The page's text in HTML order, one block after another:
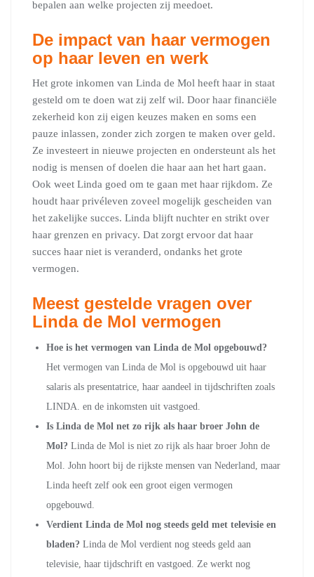
bepalen aan welke projecten zij meedoet.
De impact van haar vermogen
op haar leven en werk
Het grote inkomen van Linda de Mol heeft haar in staat
gesteld om te doen wat zij zelf wil. Door haar financiële
zekerheid kon zij eigen keuzes maken en soms een
pauze inlassen, zonder zich zorgen te maken over geld.
Ze investeert in nieuwe projecten en ondersteunt als het
nodig is mensen of doelen die haar aan het hart gaan.
Ook weet Linda goed om te gaan met haar rijkdom. Ze
houdt haar privéleven zoveel mogelijk gescheiden van
het zakelijke succes. Linda blijft nuchter en strikt over
haar grenzen en privacy. Dat zorgt ervoor dat haar
succes haar niet is veranderd, ondanks het grote
vermogen.
Meest gestelde vragen over
Linda de Mol vermogen
Hoe is het vermogen van Linda de Mol opgebouwd?
Het vermogen van Linda de Mol is opgebouwd uit haar
salaris als presentatrice, haar aandeel in tijdschriften zoals
LINDA. en de inkomsten uit vastgoed.
Is Linda de Mol net zo rijk als haar broer John de
Mol? Linda de Mol is niet zo rijk als haar broer John de
Mol. John hoort bij de rijkste mensen van Nederland, maar
Linda heeft zelf ook een groot eigen vermogen
opgebouwd.
Verdient Linda de Mol nog steeds geld met televisie en
bladen? Linda de Mol verdient nog steeds geld aan
televisie, haar tijdschrift en vastgoed. Ze werkt nog